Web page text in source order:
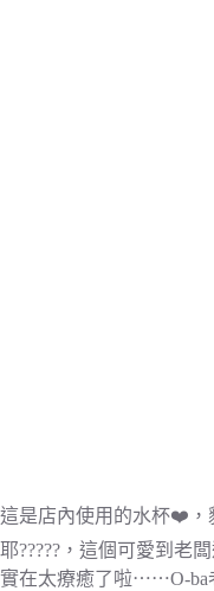
這是店內使用的水杯❤️，
耶?????，這個可愛到老
實在太療癒了啦⋯⋯O-ba